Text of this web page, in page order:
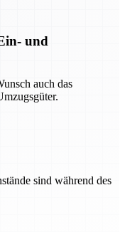
und
auch das
sind während des